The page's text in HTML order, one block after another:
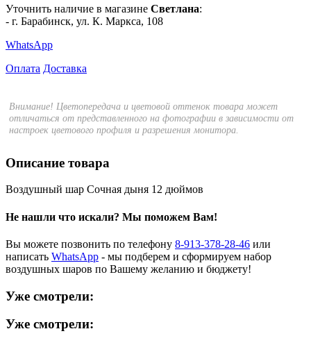
Уточнить наличие в магазине Светлана:
- г. Барабинск, ул. К. Маркса, 108
WhatsApp
Оплата Доставка
Внимание! Цветопередача и цветовой оттенок товара может
отличаться от представленного на фотографии в зависимости от
настроек цветового профиля и разрешения монитора.
Описание товара
Воздушный шар Сочная дыня 12 дюймов
Не нашли что искали? Мы поможем Вам!
Вы можете позвонить по телефону 8-913-378-28-46 или
написать WhatsApp - мы подберем и сформируем набор
воздушных шаров по Вашему желанию и бюджету!
Уже смотрели:
Уже смотрели: